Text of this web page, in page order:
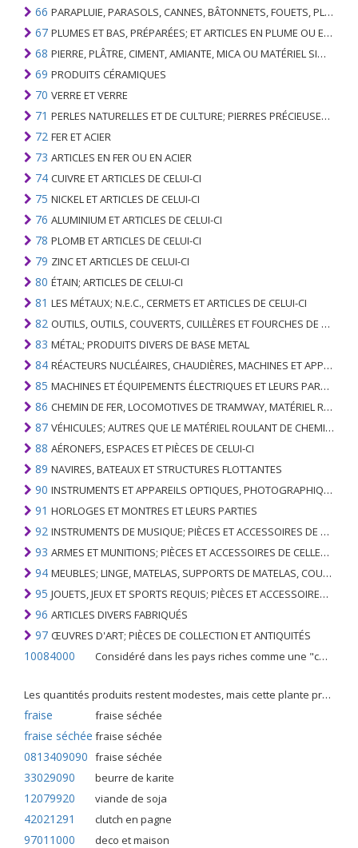
66 PARAPLUIE, PARASOLS, CANNES, BÂTONNETS, FOUETS, PLANTES DE CONDUITE; ET LEURS PARTIES
67 PLUMES ET BAS, PRÉPARÉES; ET ARTICLES EN PLUME OU EN BAS; FLEURS ARTIFICIELLES; ARTICLES DE CHEVEUX HUMAINS
68 PIERRE, PLÂTRE, CIMENT, AMIANTE, MICA OU MATÉRIEL SIMILAIRE; ARTICLES DE CELUI-CI
69 PRODUITS CÉRAMIQUES
70 VERRE ET VERRE
71 PERLES NATURELLES ET DE CULTURE; PIERRES PRÉCIEUSES, SEMI-PRÉCIEUSES; MÉTAUX PRÉCIEUX, PLAQUÉS OU DOUBLÉS DE MÉTAUX PRÉCIEUX ET OUVRAGES EN CES MATIÈRES; IMITATION BIJOUTERIE; PIÈCE DE MONNAIE
72 FER ET ACIER
73 ARTICLES EN FER OU EN ACIER
74 CUIVRE ET ARTICLES DE CELUI-CI
75 NICKEL ET ARTICLES DE CELUI-CI
76 ALUMINIUM ET ARTICLES DE CELUI-CI
78 PLOMB ET ARTICLES DE CELUI-CI
79 ZINC ET ARTICLES DE CELUI-CI
80 ÉTAIN; ARTICLES DE CELUI-CI
81 LES MÉTAUX; N.E.C., CERMETS ET ARTICLES DE CELUI-CI
82 OUTILS, OUTILS, COUVERTS, CUILLÈRES ET FOURCHES DE MÉTAUX DE BASE; PARTIES DE CELLES-CI, EN METAL DE BASE
83 MÉTAL; PRODUITS DIVERS DE BASE METAL
84 RÉACTEURS NUCLÉAIRES, CHAUDIÈRES, MACHINES ET APPAREILS MÉCANIQUES; PARTIES DE CELLES-CI
85 MACHINES ET ÉQUIPEMENTS ÉLECTRIQUES ET LEURS PARTIES; ENREGISTREURS ET REPRODUCTEURS SONORES; APPAREILS D'ENREGISTREMENT OU DE REPRODUCTION DES IMAGES ET DU SON EN TÉLÉVISION, PIÈCES ET ACCESSOIRES DE TELS ARTICLES
86 CHEMIN DE FER, LOCOMOTIVES DE TRAMWAY, MATÉRIEL ROULANT ET LEURS PARTIES; RACCORDS DE CHEMIN DE FER OU DE TRAMWAY ET RACCORDS ET PIÈCES DE CELLES-CI; ÉQUIPEMENT DE SIGNALISATION DE TRAFIC MÉCANIQUE (Y COMPRIS ÉLECTRO-MÉCANIQUE) DE TOUS TYPES
87 VÉHICULES; AUTRES QUE LE MATÉRIEL ROULANT DE CHEMIN DE FER OU DE TRAMWAY, ET LEURS PIÈCES ET ACCESSOIRES
88 AÉRONEFS, ESPACES ET PIÈCES DE CELUI-CI
89 NAVIRES, BATEAUX ET STRUCTURES FLOTTANTES
90 INSTRUMENTS ET APPAREILS OPTIQUES, PHOTOGRAPHIQUES, CINÉMATOGRAPHIQUES, DE MESURE, DE CONTRÔLE, DE MÉDECINE OU DE CHIRURGIE; PIÈCES ET ACCESSOIRES
91 HORLOGES ET MONTRES ET LEURS PARTIES
92 INSTRUMENTS DE MUSIQUE; PIÈCES ET ACCESSOIRES DE TELS ARTICLES
93 ARMES ET MUNITIONS; PIÈCES ET ACCESSOIRES DE CELLES-CI
94 MEUBLES; LINGE, MATELAS, SUPPORTS DE MATELAS, COUSSINS ET AMEUBLEMENT SIMILAIRE FARCI; LAMPES ET RACCORDS D'ÉCLAIRAGE, N.E.C .; SIGNES LUMINEUSES, PLAQUES DE NOMS LUMINEUSES ET SIMILAIRES; BÂTIMENTS PRÉFABRIQUÉS
95 JOUETS, JEUX ET SPORTS REQUIS; PIÈCES ET ACCESSOIRES DE CELLES-CI
96 ARTICLES DIVERS FABRIQUÉS
97 ŒUVRES D'ART; PIÈCES DE COLLECTION ET ANTIQUITÉS
10084000 Considéré dans les pays riches comme une "céréale mineure", le fonio blanc est une graminée de la famille des poaceae cultivée pour ses graines dans certaines régions d'Afrique.
Les quantités produits restent modestes, mais cette plante présente malgré tout de nombreuses qualités. Elle est utilisé dans l'alimentation humaine et entre dans la préparation de nombreuses recettes traditionnelles africaines comme le couscous, la bouillie, les boulettes, les beignets et même le pain.
fraise fraise séchée
fraise séchée fraise séchée
0813409090 fraise séchée
33029090 beurre de karite
12079920 viande de soja
42021291 clutch en pagne
97011000 deco et maison